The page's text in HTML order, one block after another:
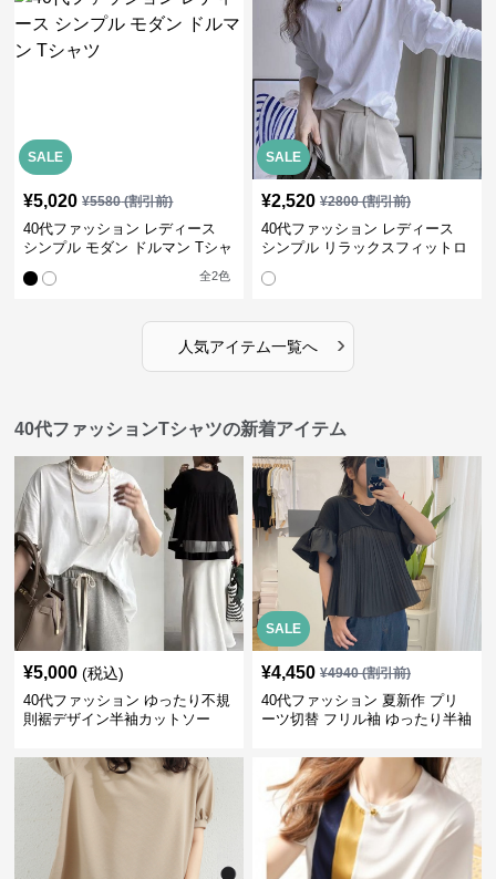
SALE
¥5,020 ¥5580(割引前)
40代ファッション レディース
シンプル モダン ドルマン Tシャ
全2色
SALE
¥2,520 ¥2800(割引前)
40代ファッション レディース
シンプル リラックスフィットロ
人気アイテム一覧へ ›
40代ファッションTシャツの新着アイテム
¥5,000 (税込)
40代ファッション ゆったり不規
則裾デザイン半袖カットソー
SALE
¥4,450 ¥4940(割引前)
40代ファッション 夏新作 プリ
ーツ切替 フリル袖 ゆったり半袖